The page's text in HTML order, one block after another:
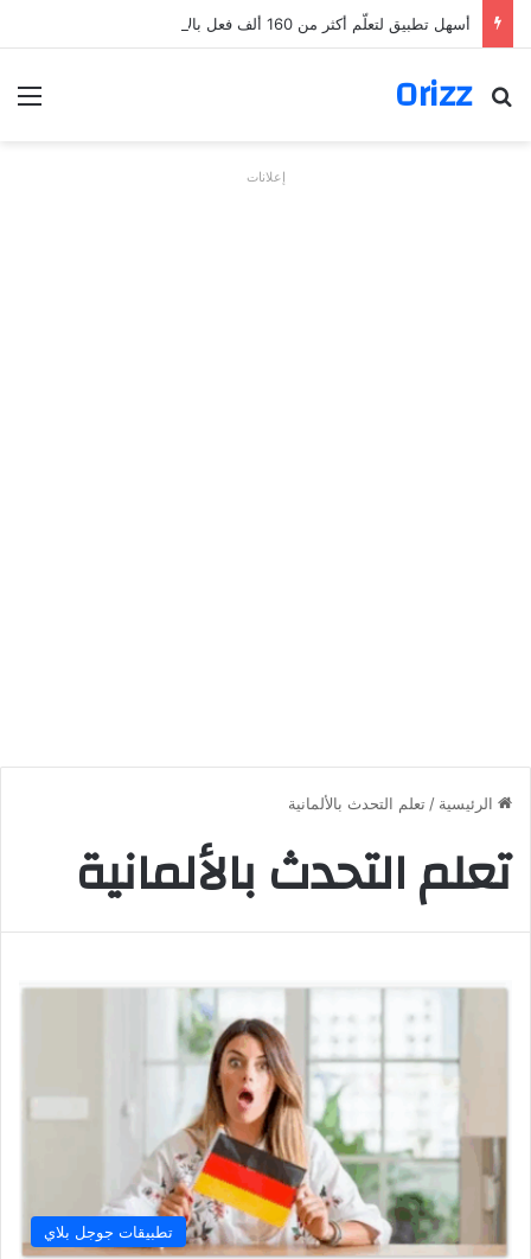
أسهل تطبيق لتعلّم أكثر من 160 ألف فعل بالألمانية
Orizz
بحث عن
إعلانات
الرئيسية / تعلم التحدث بالألمانية
تعلم التحدث بالألمانية
تطبيقات جوجل بلاي